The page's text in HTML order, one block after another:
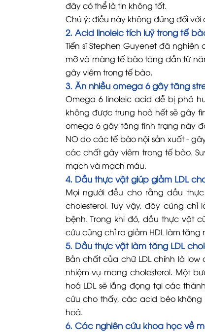
đây có thể là tin không tốt.
Chú ý: điều này không đúng đối
2. Acid linoleic tích luỹ trong tế
Tiến sĩ Stephen Guyenet đã
mỡ và màng tế bào tăng dần từ
gây viêm trong tế bào.
3. Ăn nhiều omega 6 gây tăng
Omega 6 linoleic acid dễ bị phá
không được trung hoà hết sẽ gây
omega 6 gây tăng tình trạng này
NO do các tế bào nội sản xuất -
các chất gây viêm trong tế bào.
mạch và mạch máu.
4. Dầu thực vật giúp giảm LDL
Mọi người đều cho rằng dầu
cholesterol. Tuy vậy, đây cũng
bệnh. Trong khi đó, dầu thực vật
cứu cũng chỉ ra giảm HDL làm
5. Dầu thực vật làm tăng LDL
Bản chất của chữ LDL chính là
nhiệm vụ mang cholesterol. Một
hoá LDL sẽ lắng đọng tại các
cứu cho thấy, các acid béo
hoá.
6. Các nghiên cứu khoa học về